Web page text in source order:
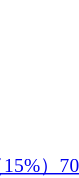
）